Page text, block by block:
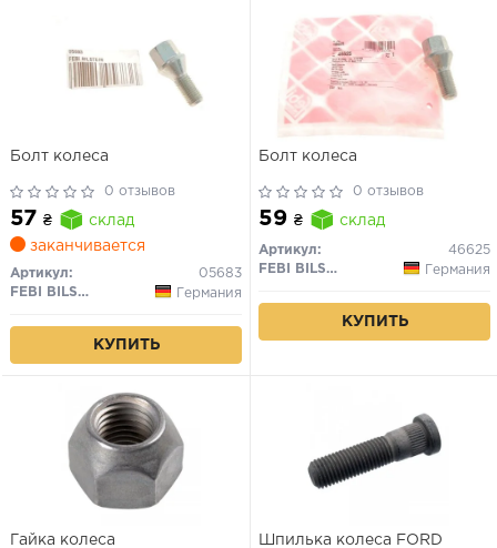
Болт колеса
0 отзывов
57 ₴
склад
заканчивается
Артикул:
05683
FEBI BILSTEIN
Германия
КУПИТЬ
Болт колеса
0 отзывов
59 ₴ склад
Артикул:
46625
FEBI BILSTEIN
Германия
КУПИТЬ
Гайка колеса
Шпилька колеса FORD